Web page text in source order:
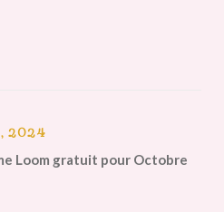
2024
Loom gratuit pour Octobre